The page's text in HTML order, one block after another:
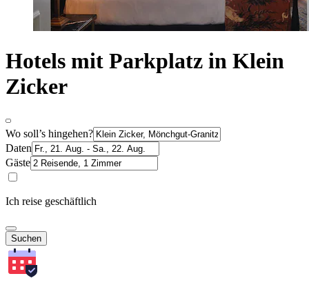
Hotels mit Parkplatz in Klein
Zicker
Wo soll’s hingehen?
Daten
Gäste
Ich reise geschäftlich
Suchen